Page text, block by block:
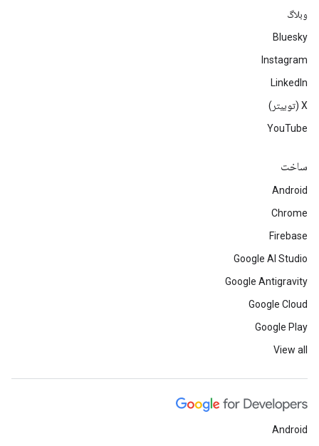
وبلاگ
Bluesky
Instagram
LinkedIn
‫X (توییتر)
YouTube
ساخت
Android
Chrome
Firebase
Google AI Studio
Google Antigravity
Google Cloud
Google Play
View all
Android